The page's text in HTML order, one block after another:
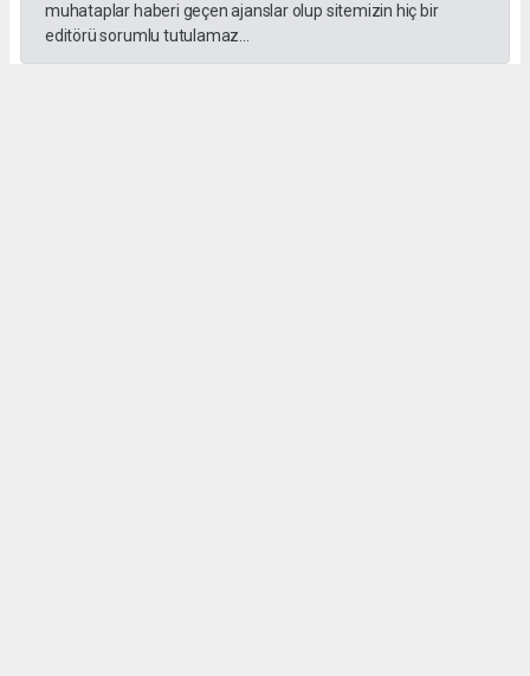
muhataplar haberi geçen ajanslar olup sitemizin hiç bir
editörü sorumlu tutulamaz...